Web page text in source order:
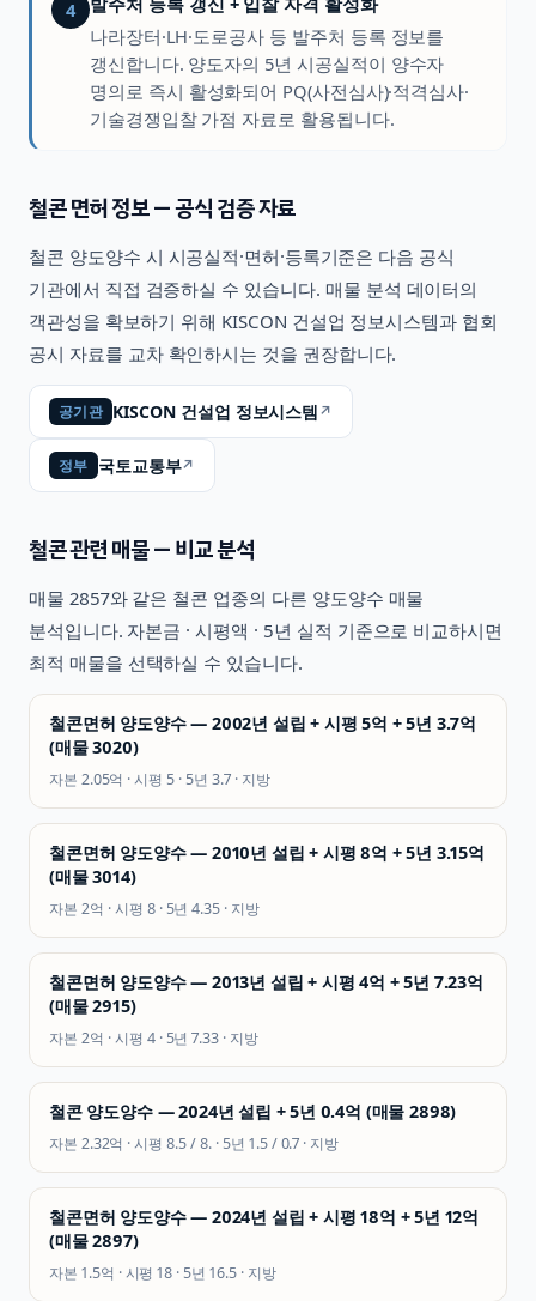
4
나라장터·LH·도로공사 등 발주처 등록 정보를
갱신합니다. 양도자의 5년 시공실적이 양수자
명의로 즉시 활성화되어 PQ(사전심사)·적격심사·
기술경쟁입찰 가점 자료로 활용됩니다.
철콘면허 정보 — 공식 검증 자료
철콘 양도양수 시 시공실적·면허·등록기준은 다음 공식
기관에서 직접 검증하실 수 있습니다. 매물 분석 데이터의
객관성을 확보하기 위해 KISCON 건설업 정보시스템과 협회
공시 자료를 교차 확인하시는 것을 권장합니다.
공기관 KISCON 건설업 정보시스템↗
정부 국토교통부↗
철콘관련 매물 — 비교 분석
매물 2857와 같은 철콘 업종의 다른 양도양수 매물
분석입니다. 자본금 · 시평액 · 5년 실적 기준으로 비교하시면
최적 매물을 선택하실 수 있습니다.
철콘면허 양도양수 — 2002년 설립 + 시평 5억 + 5년 3.7억
(매물 3020)
자본 2.05억 · 시평 5 · 5년3.7· 지방
철콘면허 양도양수 — 2010년 설립 + 시평 8억 + 5년 3.15억
(매물 3014)
자본 2억 · 시평 8· 5년4.35 · 지방
철콘면허 양도양수 — 2013년 설립 + 시평 4억 + 5년 7.23억
(매물 2915)
자본 2억 · 시평 4· 5년7.33 · 지방
철콘 양도양수 — 2024년 설립 + 5년 0.4억 (매물 2898)
자본 2.32억 · 시평8.5 / 8.· 5년 1.5 / 0.7 · 지방
철콘면허 양도양수 — 2024년 설립 + 시평 18억 + 5년 12억
(매물 2897)
자본 1.5억 · 시평18 · 5년16.5· 지방